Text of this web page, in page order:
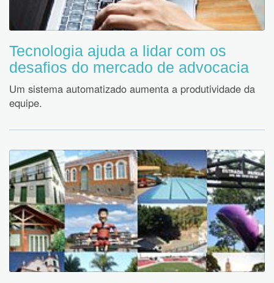
Tecnologia ajuda a lidar com os
desafios do mercado de advocacia
Um sistema automatizado aumenta a produtividade da
equipe.